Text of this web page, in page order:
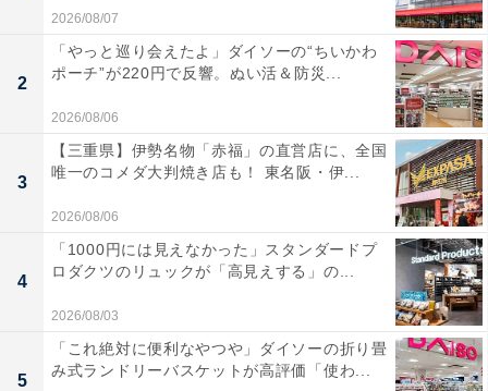
2026/08/07
2
「やっと巡り会えたよ」ダイソーの“ちいかわ
ポーチ”が220円で反響。ぬい活＆防災...
2026/08/06
3
【三重県】伊勢名物「赤福」の直営店に、全国
唯一のコメダ大判焼き店も！ 東名阪・伊...
2026/08/06
4
「1000円には見えなかった」スタンダードプ
ロダクツのリュックが「高見えする」の...
2026/08/03
5
「これ絶対に便利なやつや」ダイソーの折り畳
み式ランドリーバスケットが高評価「使わ...